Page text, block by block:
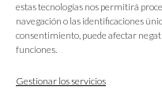
estas tecnologías nos permitirá
navegación o las identificaciones
consentimiento, puede afectar
funciones.
Gestionar los servicios